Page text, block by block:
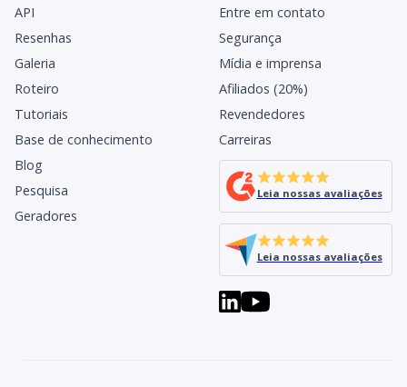
API
Resenhas
Galeria
Roteiro
Tutoriais
Base de conhecimento
Blog
Pesquisa
Geradores
Entre em contato
Segurança
Mídia e imprensa
Afiliados (20%)
Revendedores
Carreiras
Leia nossas avaliações
Leia nossas avaliações